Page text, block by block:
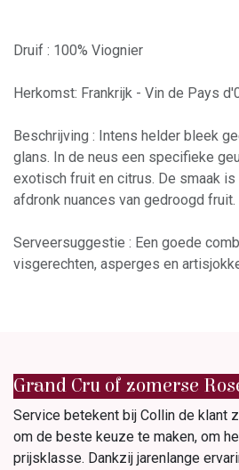
Druif : 100% Viognier
Herkomst: Frankrijk - Vin de Pays
Beschrijving : Intens helder bleek
glans. In de neus een specifieke
exotisch fruit en citrus. De smaak
afdronk nuances van gedroogd fruit.
Serveersuggestie : Een goede
visgerechten, asperges en
Grand Cru of zomerse
Service betekent bij Collin de klant
om de beste keuze te maken, om
prijsklasse. Dankzij jarenlange